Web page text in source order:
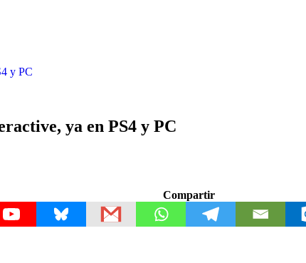
y PC
ya en PS4 y PC
Compartir